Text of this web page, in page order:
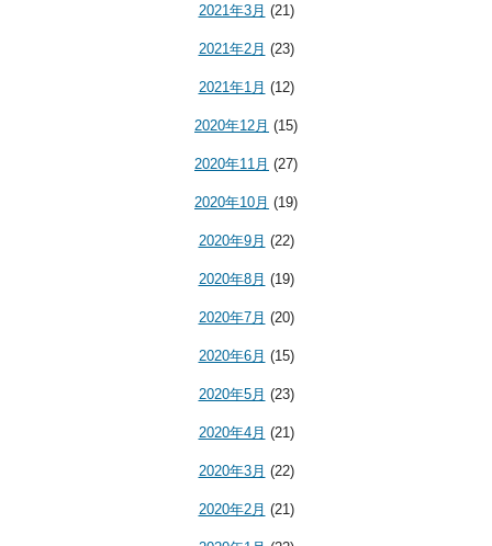
2021年3月 (21)
2021年2月 (23)
2021年1月 (12)
2020年12月 (15)
2020年11月 (27)
2020年10月 (19)
2020年9月 (22)
2020年8月 (19)
2020年7月 (20)
2020年6月 (15)
2020年5月 (23)
2020年4月 (21)
2020年3月 (22)
2020年2月 (21)